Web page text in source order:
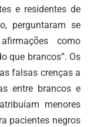
e residentes de
perguntaram se
como
que brancos”. Os
falsas crenças a
entre brancos e
menores
pacientes negros